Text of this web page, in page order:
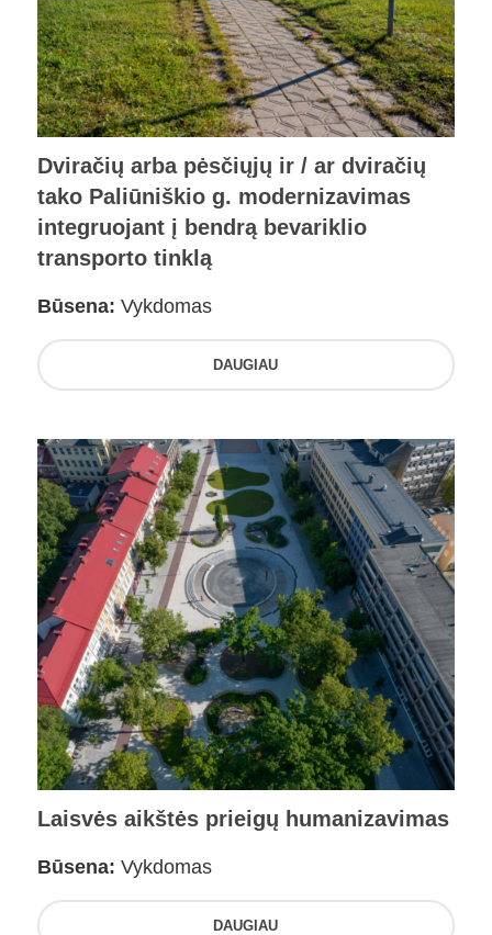
Dviračių arba pėsčiųjų ir / ar dviračių
tako Paliūniškio g. modernizavimas
integruojant į bendrą bevariklio
transporto tinklą
Būsena: Vykdomas
DAUGIAU
Laisvės aikštės prieigų humanizavimas
Būsena: Vykdomas
DAUGIAU